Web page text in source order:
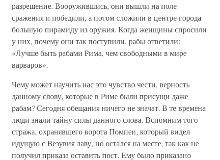
разрешение. Вооружившись, они вышли на поле
сражения и победили, а потом сложили в центре города
большую пирамиду из оружия. Когда женщины спросили
у них, почему они так поступили, рабы ответили:
«Лучше быть рабами Рима, чем свободными в мире
варваров».
Чему может научить нас это чувство чести, верность
данному слову, которые в Риме были присущи даже
рабам? Сегодня обещания ничего не значат. В те времена
люди знали тайну силы данного слова. Вспомним того
стража, охранявшего ворота Помпеи, который видел
идущую с Везувия лаву, но остался на месте, так как не
получил приказа оставить пост. Ему было приказано